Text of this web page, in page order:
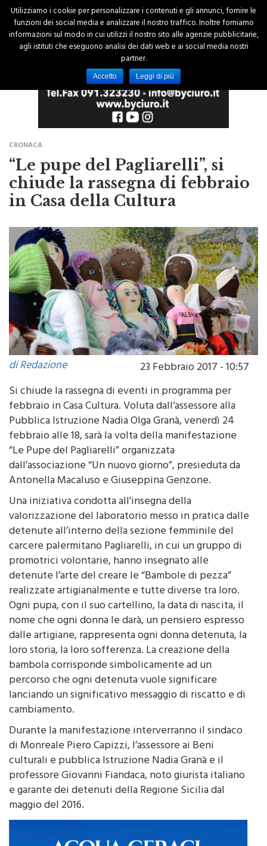
CRONACA
“Le pupe del Pagliarelli”, si
chiude la rassegna di febbraio
in Casa della Cultura
di Redazione
23 Febbraio 2017 - 10:57
Si chiude la rassegna di eventi in programma per
febbraio in Casa Cultura. Voluta dall’assessore alla
Pubblica Istruzione Nadia Olga Granà, venerdì 24
febbraio alle 18, sarà la volta della manifestazione
“Le Pupe del Pagliarelli” organizzata
dall’associazione “Un nuovo giorno”, presieduta da
Antonella Macaluso e Giuseppina Genzone.
Una iniziativa condotta all’insegna della
valorizzazione del laboratorio messo in pratica dalle
detenute all’interno della sezione femminile del
carcere palermitano Pagliarelli, in cui un gruppo di
promotrici volontarie, hanno insegnato alle
detenute l’arte del creare le “Bambole di pezza”
realizzate artigianalmente e tutte diverse tra loro.
Ogni pupa, con il suo cartellino, la data di nascita, il
nome che ogni donna le darà, un pensiero espresso
dalle artigiane, rappresenta ogni donna detenuta, la
loro storia, la loro sofferenza. La creazione della
bambola corrisponde simbolicamente ad un
percorso che ogni detenuta vuole significare
lanciando un significativo messaggio di riscatto e di
cambiamento.
Durante la manifestazione interverranno il sindaco
di Monreale Piero Capizzi, l’assessore ai Beni
culturali e pubblica Istruzione Nadia Granà e il
professore Giovanni Fiandaca, noto giurista italiano
e garante dei detenuti della Regione Sicilia dal
maggio del 2016.
Utilizziamo i cookie per personalizzare i contenuti e gli annunci, fornire le
funzioni dei social media e analizzare il nostro traffico. Inoltre forniamo
informazioni sul modo in cui utilizzi il nostro sito alle agenzie pubblicitarie,
agli istituti che eseguono analisi dei dati web e ai social media nostri
partner.
Accetto Leggi di più